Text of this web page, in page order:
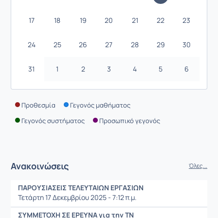
17 18 19 20 21 22 23
24 25 26 27 28 29 30
31 1 2 3 4 5 6
Προθεσμία
Γεγονός μαθήματος
Γεγονός συστήματος
Προσωπικό γεγονός
Ανακοινώσεις Όλες...
ΠΑΡΟΥΣΙΑΣΕΙΣ ΤΕΛΕΥΤΑΙΩΝ ΕΡΓΑΣΙΩΝ
Τετάρτη 17 Δεκεμβρίου 2025 - 7:12 π.μ.
ΣΥΜΜΕΤΟΧΗ ΣΕ ΕΡΕΥΝΑ για την ΤΝ